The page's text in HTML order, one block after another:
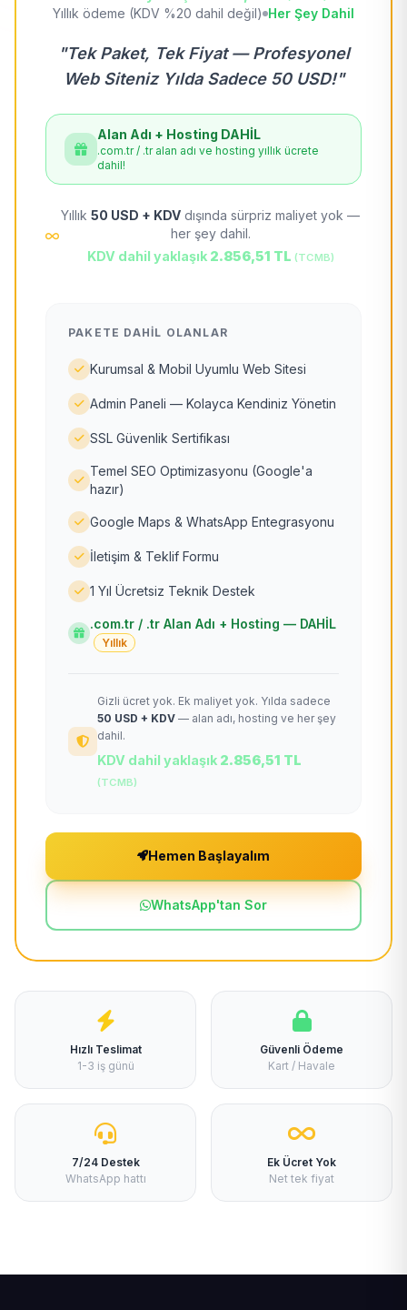
Yıllık ödeme (KDV %20 dahil değil) Her Şey Dahil
"Tek Paket, Tek Fiyat — Profesyonel
Web Siteniz Yılda Sadece 50 USD!"
Alan Adı + Hosting DAHİL
.com.tr / .tr alan adı ve hosting yıllık ücrete
dahil!
Yıllık 50 USD + KDV dışında sürpriz maliyet yok —
her şey dahil.
KDV dahil yaklaşık 2.856,51 TL (TCMB)
PAKETE DAHIL OLANLAR
Kurumsal & Mobil Uyumlu Web Sitesi
Admin Paneli — Kolayca Kendiniz Yönetin
SSL Güvenlik Sertifikası
Temel SEO Optimizasyonu (Google'a
hazır)
Google Maps & WhatsApp Entegrasyonu
İletişim & Teklif Formu
1 Yıl Ücretsiz Teknik Destek
.com.tr / .tr Alan Adı + Hosting — DAHİL
Yıllık
Gizli ücret yok. Ek maliyet yok. Yılda sadece
50 USD + KDV — alan adı, hosting ve her şey
dahil.
KDV dahil yaklaşık 2.856,51 TL
(TCMB)
Hemen Başlayalım
WhatsApp'tan Sor
Hızlı Teslimat
1-3 iş günü
Güvenli Ödeme
Kart / Havale
7/24 Destek
WhatsApp hattı
Ek Ücret Yok
Net tek fiyat